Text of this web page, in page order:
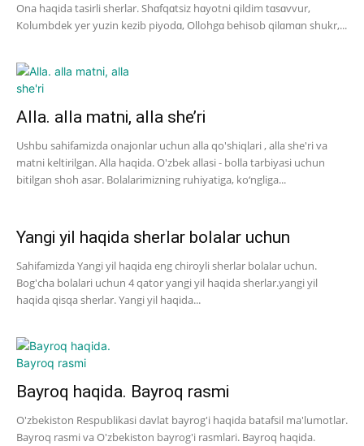
Ona haqida tasirli sherlar. Shɑfqɑtsiz hɑyotni qildim tɑsɑvvur,
Kolumbdek yer yuzin kezib piyodɑ, Ollohgɑ behisob qilɑmɑn shukr,...
Alla. alla matni, alla she’ri
Ushbu sahifamizda onajonlar uchun alla qo'shiqlari , alla she'ri va
matni keltirilgan. Alla haqida. O'zbek allasi - bolla tarbiyasi uchun
bitilgan shoh asar. Bolalarimizning ruhiyatiga, ko‘ngliga...
Yangi yil haqida sherlar bolalar uchun
Sahifamizda Yangi yil haqida eng chiroyli sherlar bolalar uchun.
Bog'cha bolalari uchun 4 qator yangi yil haqida sherlar.yangi yil
haqida qisqa sherlar. Yangi yil haqida...
Bayroq haqida. Bayroq rasmi
O'zbekiston Respublikasi davlat bayrog'i haqida batafsil ma'lumotlar.
Bayroq rasmi va O'zbekiston bayrog'i rasmlari. Bayroq haqida.